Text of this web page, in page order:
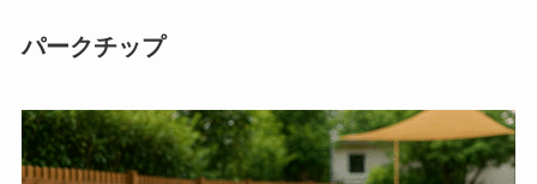
パークチップ